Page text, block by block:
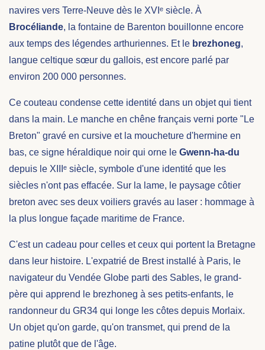
navires vers Terre-Neuve dès le XVIᵉ siècle. À
Brocéliande, la fontaine de Barenton bouillonne encore
aux temps des légendes arthuriennes. Et le brezhoneg,
langue celtique sœur du gallois, est encore parlé par
environ 200 000 personnes.
Ce couteau condense cette identité dans un objet qui tient
dans la main. Le manche en chêne français verni porte "Le
Breton" gravé en cursive et la moucheture d'hermine en
bas, ce signe héraldique noir qui orne le Gwenn-ha-du
depuis le XIIIᵉ siècle, symbole d'une identité que les
siècles n'ont pas effacée. Sur la lame, le paysage côtier
breton avec ses deux voiliers gravés au laser : hommage à
la plus longue façade maritime de France.
C'est un cadeau pour celles et ceux qui portent la Bretagne
dans leur histoire. L'expatrié de Brest installé à Paris, le
navigateur du Vendée Globe parti des Sables, le grand-
père qui apprend le brezhoneg à ses petits-enfants, le
randonneur du GR34 qui longe les côtes depuis Morlaix.
Un objet qu'on garde, qu'on transmet, qui prend de la
patine plutôt que de l'âge.